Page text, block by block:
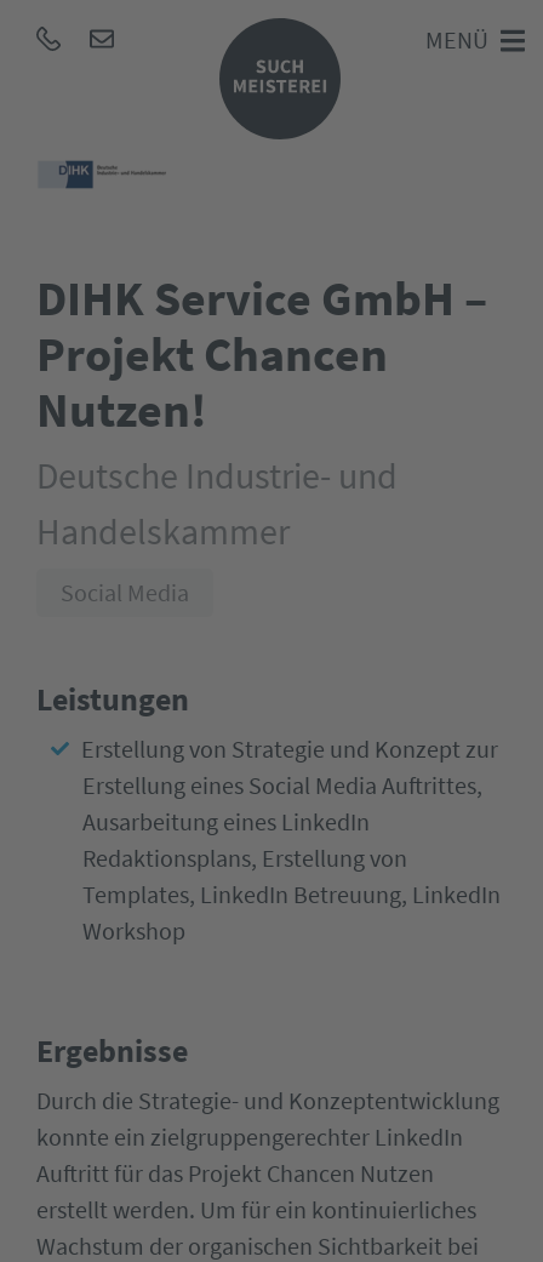
MENÜ
DIHK Service GmbH –
Projekt Chancen
Nutzen!
Deutsche Industrie- und
Handelskammer
Social Media
Leistungen
Erstellung von Strategie und Konzept zur
Erstellung eines Social Media Auftrittes,
Ausarbeitung eines LinkedIn
Redaktionsplans, Erstellung von
Templates, LinkedIn Betreuung, LinkedIn
Workshop
Ergebnisse
Durch die Strategie- und Konzeptentwicklung
konnte ein zielgruppengerechter LinkedIn
Auftritt für das Projekt Chancen Nutzen
erstellt werden. Um für ein kontinuierliches
Wachstum der organischen Sichtbarkeit bei